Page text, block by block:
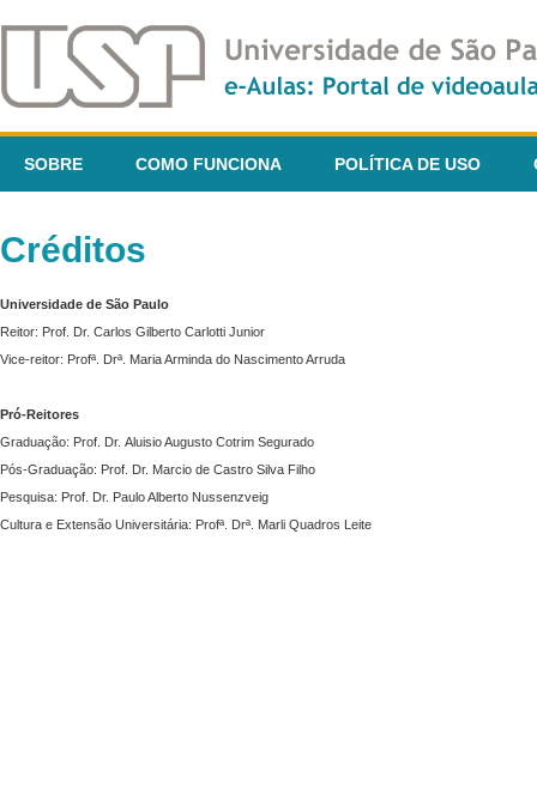
SOBRE COMO FUNCIONA POLÍTICA DE USO
Créditos
Universidade de São Paulo
Reitor: Prof. Dr. Carlos Gilberto Carlotti Junior
Vice-reitor: Profª. Drª. Maria Arminda do Nascimento Arruda
Pró-Reitores
Graduação: Prof. Dr. Aluisio Augusto Cotrim Segurado
Pós-Graduação: Prof. Dr. Marcio de Castro Silva Filho
Pesquisa: Prof. Dr. Paulo Alberto Nussenzveig
Cultura e Extensão Universitária: Profª. Drª. Marli Quadros Leite